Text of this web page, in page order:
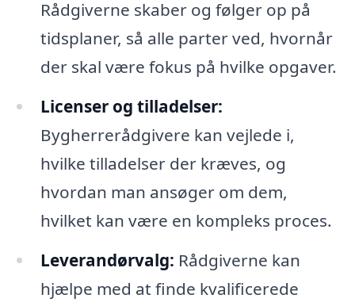
Rådgiverne skaber og følger op på
tidsplaner, så alle parter ved, hvornår
der skal være fokus på hvilke opgaver.
Licenser og tilladelser:
Bygherrerådgivere kan vejlede i,
hvilke tilladelser der kræves, og
hvordan man ansøger om dem,
hvilket kan være en kompleks proces.
Leverandørvalg: Rådgiverne kan
hjælpe med at finde kvalificerede